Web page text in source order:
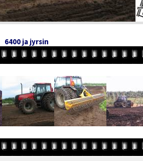
6400 ja jyrsin